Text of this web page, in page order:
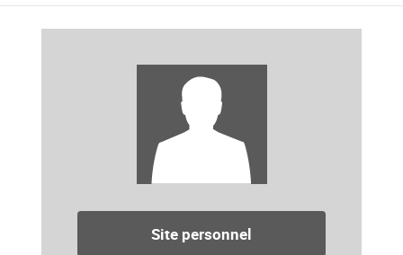
Site personnel